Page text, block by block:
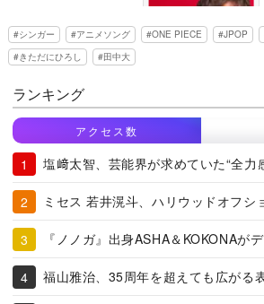
シンガー アニメソング ONE PIECE JPOP
きただにひろし
田中大
ランキング
アクセス数
塩﨑太智、芸能界が求めていた“全力
ミセス 若井滉斗、ハリウッドオフシ
『ノノガ』出身ASHA＆KOKONAが
福山雅治、35周年を超えても広がる